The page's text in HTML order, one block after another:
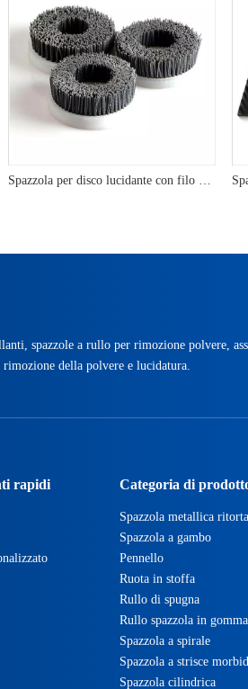
Spazzola per disco lucidante con filo abrasivo
spazzole a rullo per rimozione polvere,
della polvere e lucidatura.
rapidi Categoria di
Spazzola metallica ritorta
Spazzola a gambo
Pennello
Ruota in stoffa
Rullo di spugna
Rullo spazzola in gomma
Spazzola a spirale
Spazzola a strisce
Spazzola cilindrica